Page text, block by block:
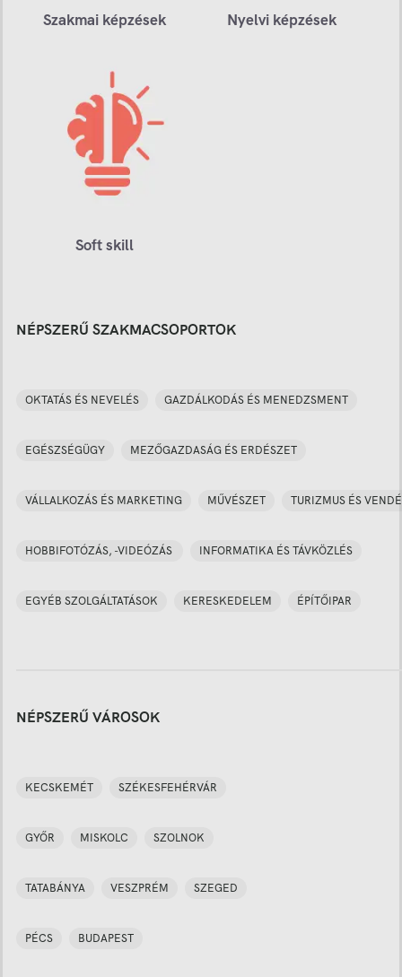
Szakmai képzések Nyelvi képzések
Soft skill
NÉPSZERŰ SZAKMACSOPORTOK
OKTATÁS ÉS NEVELÉS GAZDÁLKODÁS ÉS MENEDZSMENT
EGÉSZSÉGÜGY MEZŐGAZDASÁG ÉS ERDÉSZET
VÁLLALKOZÁS ÉS MARKETING MŰVÉSZET TURIZMUS ÉS
HOBBIFOTÓZÁS, -VIDEÓZÁS INFORMATIKA ÉS TÁVKÖZLÉS
EGYÉB SZOLGÁLTATÁSOK KERESKEDELEM ÉPÍTŐIPAR
NÉPSZERŰ VÁROSOK
KECSKEMÉT SZÉKESFEHÉRVÁR
GYŐR MISKOLC SZOLNOK
TATABÁNYA VESZPRÉM SZEGED
PÉCS BUDAPEST